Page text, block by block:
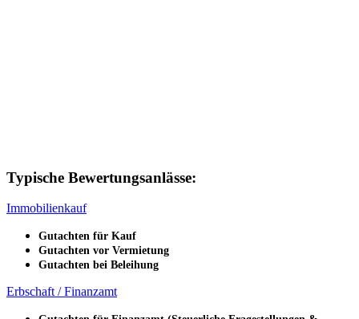
Typische Bewertungsanlässe:
Immobilienkauf
Gutachten für Kauf
Gutachten vor Vermietung
Gutachten bei Beleihung
Erbschaft / Finanzamt